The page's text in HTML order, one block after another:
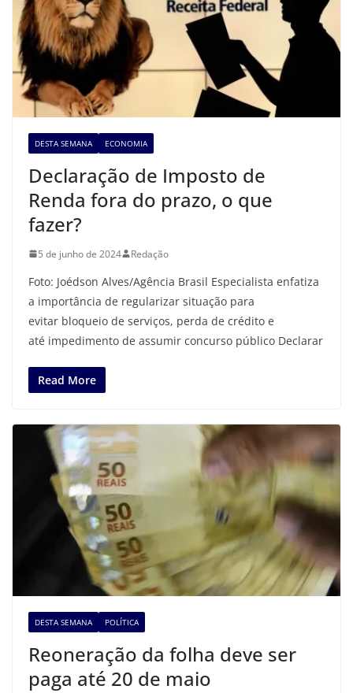
DESTA SEMANA ECONOMIA
Declaração de Imposto de
Renda fora do prazo, o que
fazer?
5 de junho de 2024 Redação
Foto: Joédson Alves/Agência Brasil Especialista enfatiza
a importância de regularizar situação para
evitar bloqueio de serviços, perda de crédito e
até impedimento de assumir concurso público Declarar
Read More
DESTA SEMANA POLÍTICA
Reoneração da folha deve ser
paga até 20 de maio